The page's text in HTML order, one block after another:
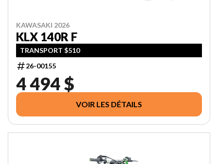
KAWASAKI 2026
KLX 140R F
TRANSPORT $510
26-00155
4 494 $
VOIR LES DÉTAILS